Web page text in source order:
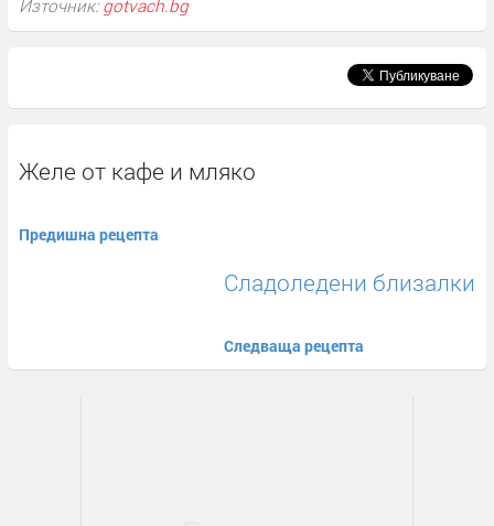
Източник: gotvach.bg
Желе от кафе и мляко
Предишна рецепта
Сладоледени близалки
Следваща рецепта